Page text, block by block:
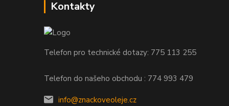
Kontakty
Telefon pro technické dotazy: 775 113 255
Telefon do našeho obchodu : 774 993 479
info@znackoveoleje.cz